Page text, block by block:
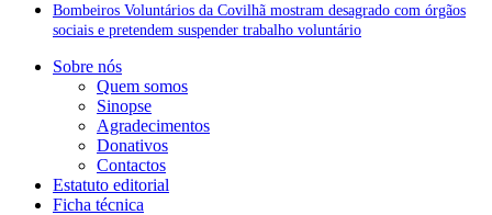
Bombeiros Voluntários da Covilhã mostram desagrado com órgãos
sociais e pretendem suspender trabalho voluntário
Sobre nós
Quem somos
Sinopse
Agradecimentos
Donativos
Contactos
Estatuto editorial
Ficha técnica